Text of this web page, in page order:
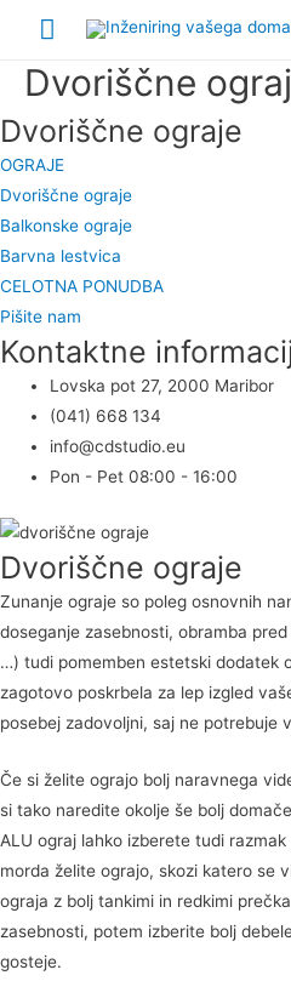
Main
Menu
Dvoriščne
Dvoriščne ograje
OGRAJE
Dvoriščne ograje
Balkonske ograje
Barvna lestvica
CELOTNA PONUDBA
Pišite nam
Kontaktne
Lovska pot 27, 2000 Maribor
(041) 668 134
info@cdstudio.eu
Pon - Pet 08:00 - 16:00
Dvoriščne ograje
Zunanje ograje so poleg osnovnih
doseganje zasebnosti, obramba
…) tudi pomemben estetski dodatek
zagotovo poskrbela za lep izgled
posebej zadovoljni, saj ne potrebuje
Če si želite ograjo bolj naravnega
si tako naredite okolje še bolj
ALU ograj lahko izberete tudi
morda želite ograjo, skozi katero se
ograja z bolj tankimi in redkimi
zasebnosti, potem izberite bolj
gosteje.